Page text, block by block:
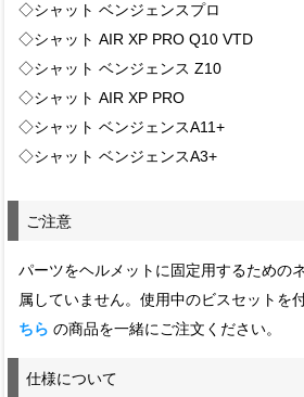
◇シャット ベンジェンスプロ
◇シャット AIR XP PRO Q10 VTD
◇シャット ベンジェンス Z10
◇シャット AIR XP PRO
◇シャット ベンジェンスA11+
◇シャット ベンジェンスA3+
ご注意
パーツをヘルメットに固定用するための
属していません。使用中のビスセットを
ちら の商品を一緒にご注文ください。
仕様について